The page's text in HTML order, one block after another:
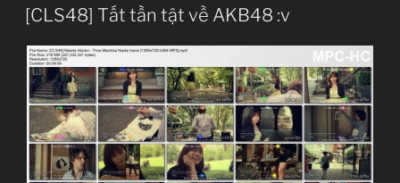
ON
[CLS48] Tất tần tật về AKB48 :v